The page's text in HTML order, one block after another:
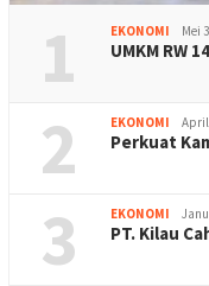
1 EKONOMI Mei
UMKM RW
2 EKONOMI April
Perkuat
3 EKONOMI
PT. Kilau